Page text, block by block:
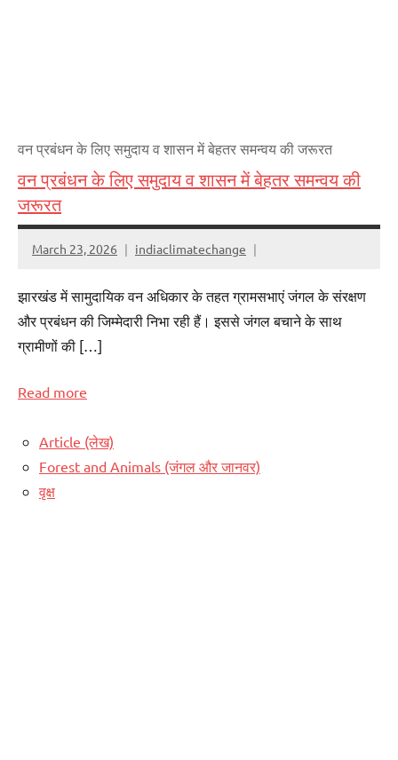
वन प्रबंधन के लिए समुदाय व शासन में बेहतर समन्वय की जरूरत
वन प्रबंधन के लिए समुदाय व शासन में बेहतर समन्वय की
जरूरत
March 23, 2026 indiaclimatechange
झारखंड में सामुदायिक वन अधिकार के तहत ग्रामसभाएं जंगल के संरक्षण
और प्रबंधन की जिम्मेदारी निभा रही हैं। इससे जंगल बचाने के साथ
ग्रामीणों की […]
Read more
Article (लेख)
Forest and Animals (जंगल और जानवर)
वृक्ष